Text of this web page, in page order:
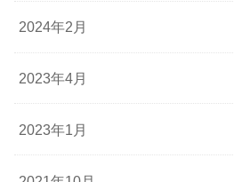
2024年2月
2023年4月
2023年1月